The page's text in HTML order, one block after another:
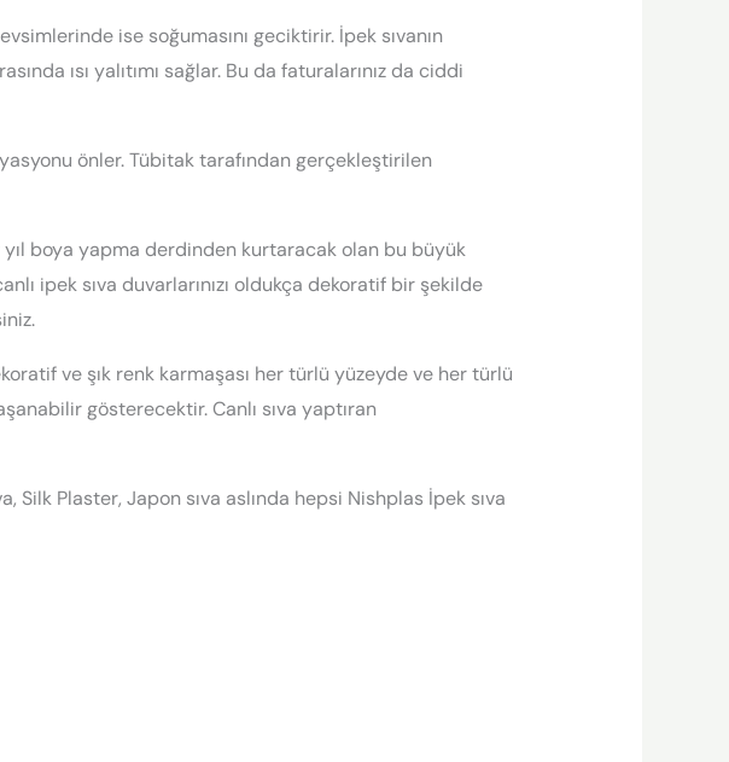
ise soğumasını geciktirir. İpek sıvanın
ısı yalıtımı sağlar. Bu da faturalarınız da ciddi
önler. Tübitak tarafından gerçekleştirilen
yıl boya yapma derdinden kurtaracak olan bu büyük
ipek sıva duvarlarınızı oldukça dekoratif bir şekilde
ve şık renk karmaşası her türlü yüzeyde ve her türlü
gösterecektir. Canlı sıva yaptıran
Silk Plaster, Japon sıva aslında hepsi Nishplas İpek sıva